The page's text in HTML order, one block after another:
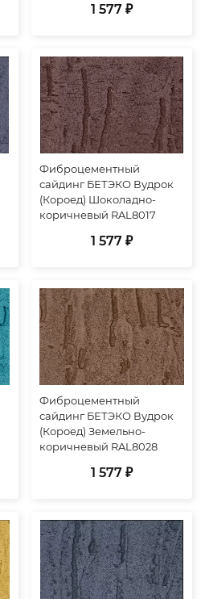
1 577 ₽
Фиброцементный
сайдинг БЕТЭКО Вудрок
(Короед) Шоколадно-
коричневый RAL8017
1 577 ₽
Фиброцементный
сайдинг БЕТЭКО Вудрок
(Короед) Земельно-
коричневый RAL8028
1 577 ₽